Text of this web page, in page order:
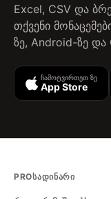
Excel, CSV და
თქვენი
ზე, Android-ზე და
ჩამოტვირთეთ ზე
App Store
PROᲡᲐᲓᲘᲜᲐᲠᲘ